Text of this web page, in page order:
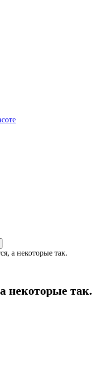
а некоторые так.
некоторые так.